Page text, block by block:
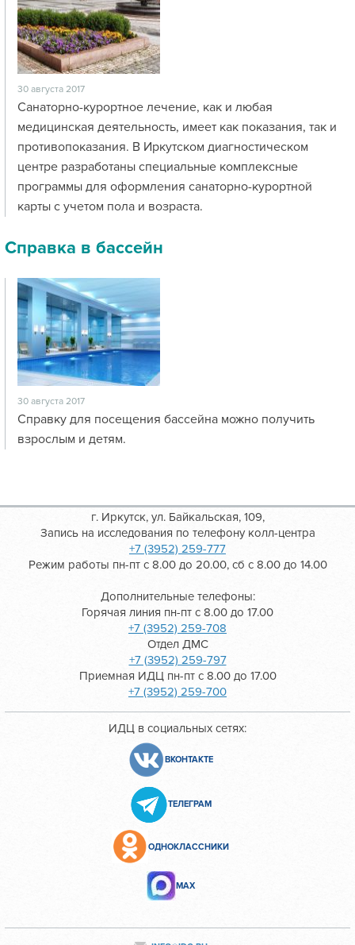
30 августа 2017
Санаторно-курортное лечение, как и любая
медицинская деятельность, имеет как показания, так и
противопоказания. В Иркутском диагностическом
центре разработаны специальные комплексные
программы для оформления санаторно-курортной
карты с учетом пола и возраста.
Справка в бассейн
30 августа 2017
Справку для посещения бассейна можно получить
взрослым и детям.
г. Иркутск, ул. Байкальская, 109,
Запись на исследования по телефону колл-центра
+7 (3952) 259-777
Режим работы пн-пт с 8.00 до 20.00, сб с 8.00 до 14.00
Дополнительные телефоны:
Горячая линия пн-пт с 8.00 до 17.00
+7 (3952) 259-708
Отдел ДМС
+7 (3952) 259-797
Приемная ИДЦ пн-пт с 8.00 до 17.00
+7 (3952) 259-700
ИДЦ в социальных сетях:
ВКОНТАКТЕ
ТЕЛЕГРАМ
ОДНОКЛАССНИКИ
МАХ